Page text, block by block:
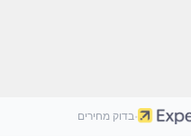
·בדוק מחירים